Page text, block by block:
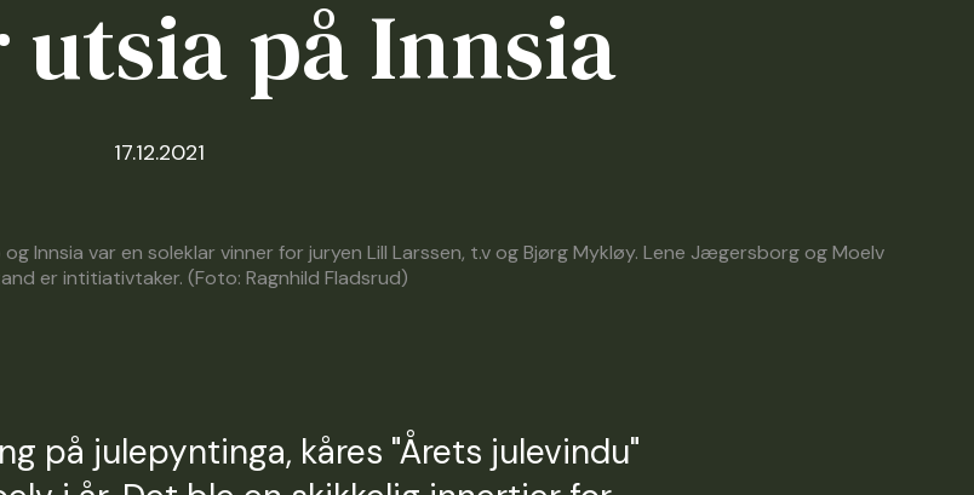
på Innsia
17.12.2021
Innsia var en soleklar vinner for juryen Lill Larssen, t.v og Bjørg Mykløy. Lene Jægersborg og Moelv
er intitiativtaker. (Foto: Ragnhild Fladsrud)
på julepyntinga, kåres "Årets julevindu"